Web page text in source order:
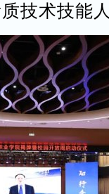
技术技能